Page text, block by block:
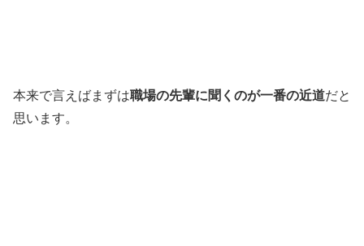
本来で言えばまずは職場の先輩に聞くのが一番の近道だと
思います。